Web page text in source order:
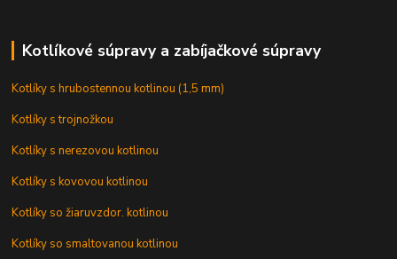
Kotlíkové súpravy a zabíjačkové súpravy
Kotlíky s hrubostennou kotlinou (1,5 mm)
Kotlíky s trojnožkou
Kotlíky s nerezovou kotlinou
Kotlíky s kovovou kotlinou
Kotlíky so žiaruvzdor. kotlinou
Kotlíky so smaltovanou kotlinou